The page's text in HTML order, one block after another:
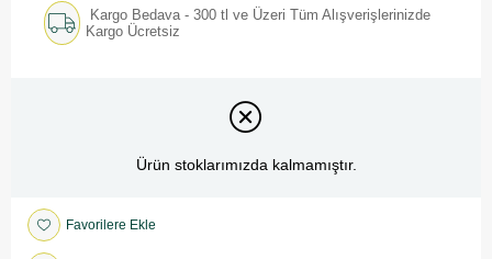
Kargo Bedava - 300 tl ve Üzeri Tüm Alışverişlerinizde
Kargo Ücretsiz
Ürün stoklarımızda kalmamıştır.
Favorilere Ekle